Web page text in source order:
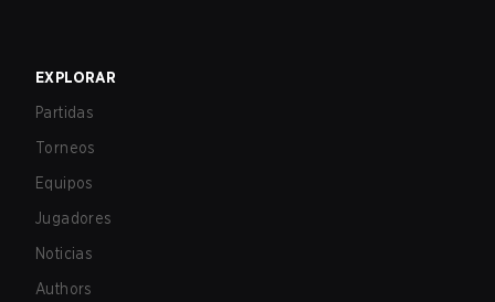
EXPLORAR
Partidas
Torneos
Equipos
Jugadores
Noticias
Authors